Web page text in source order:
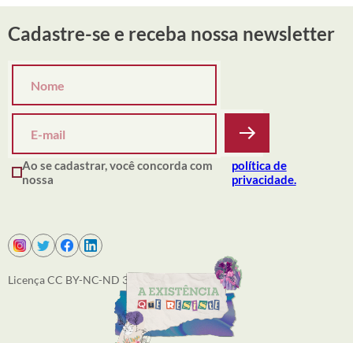
Cadastre-se e receba nossa newsletter
Ao se cadastrar, você concorda com
nossa
política de
privacidade.
Licença CC BY-NC-ND 3.0